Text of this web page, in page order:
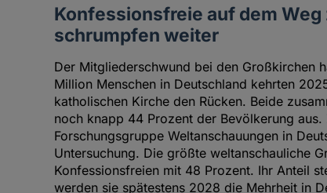
Konfessionsfreie auf dem Weg
schrumpfen weiter
Der Mitgliederschwund bei den Großkirchen
Million Menschen in Deutschland kehrten
katholischen Kirche den Rücken. Beide
noch knapp 44 Prozent der Bevölkerung
Forschungsgruppe Weltanschauungen in
Untersuchung. Die größte weltanschauliche
Konfessionsfreien mit 48 Prozent. Ihr Anteil
werden sie spätestens 2028 die Mehrheit in